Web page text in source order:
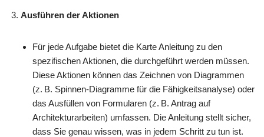
Ausführen der Aktionen
Für jede Aufgabe bietet die Karte Anleitung zu den
spezifischen Aktionen, die durchgeführt werden müssen.
Diese Aktionen können das Zeichnen von Diagrammen
(z. B. Spinnen-Diagramme für die Fähigkeitsanalyse) oder
das Ausfüllen von Formularen (z. B. Antrag auf
Architekturarbeiten) umfassen. Die Anleitung stellt sicher,
dass Sie genau wissen, was in jedem Schritt zu tun ist.